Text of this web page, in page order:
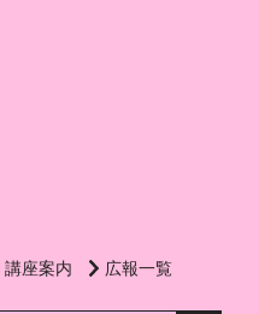
講座案内 広報一覧